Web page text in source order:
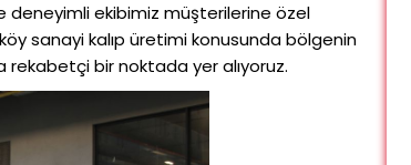
deneyimli ekibimiz müşterilerine özel
sanayi kalıp üretimi konusunda bölgenin
rekabetçi bir noktada yer alıyoruz.